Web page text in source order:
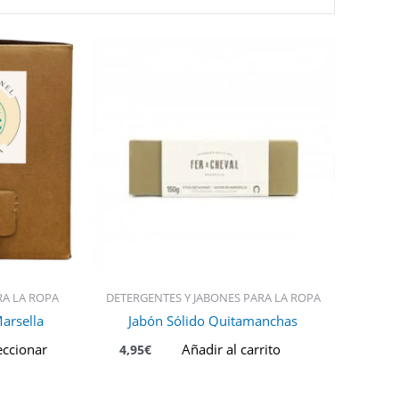
LA ROPA
pueden
DETERGENTES Y JABONES PARA LA ROPA
Jabón Sólido Quitamanchas
4,95€ Añadir al carrito